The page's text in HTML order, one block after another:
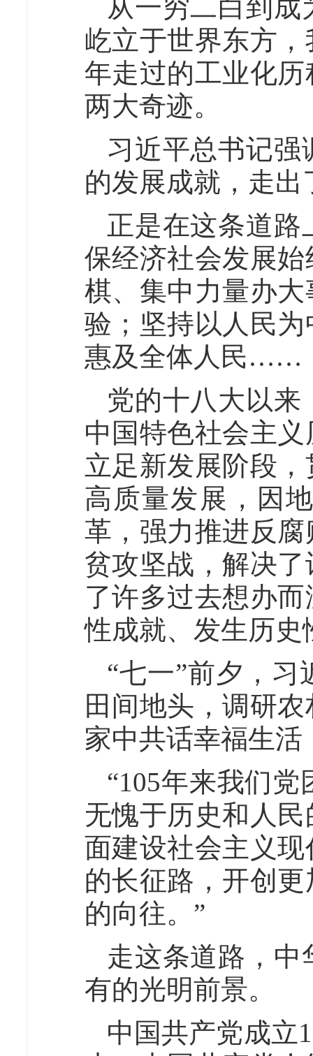
从一穷二白到
屹立于世界东方
年走过的工业化
两大奇迹。
习近平总书记强
的发展成就，走
正是在这条道路
保经济社会发展
棋、集中力量办
验；坚持以人民
惠及全体人民……
党的十八大以
中国特色社会主
立足新发展阶段
高质量发展，因
革，强力推进反
贫攻坚战，解决
了许多过去想办
性成就、发生历史
“七一”前夕，
田间地头，调研
家中共话幸福生
“105年来我们
无愧于历史和人
面建设社会主义
的长征路，开创
的向往。”
走这条道路，中
有的光明前景。
中国共产党成立